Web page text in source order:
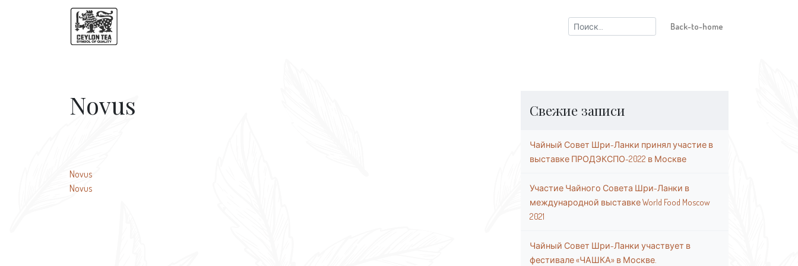
Найти: Back-to-home
Свежие записи
Чайный Совет Шри-Ланки принял участие в
выставке ПРОДЭКСПО-2022 в Москве
Участие Чайного Совета Шри-Ланки в
международной выставке World Food Moscow
2021
Чайный Совет Шри-Ланки участвует в
фестивале «ЧАШКА» в Москве.
Novus
Навигация
по
Novus
Novus